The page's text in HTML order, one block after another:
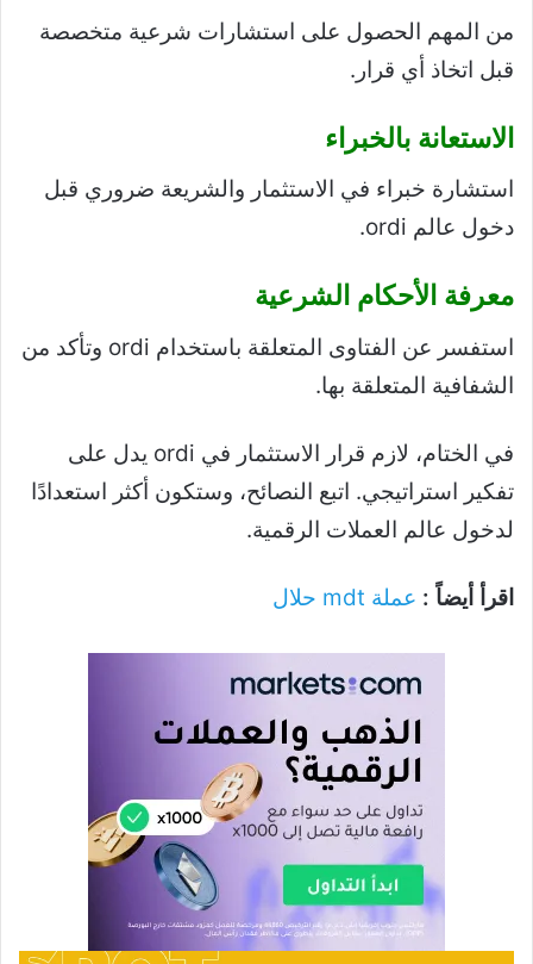
من المهم الحصول على استشارات شرعية متخصصة
قبل اتخاذ أي قرار.
الاستعانة بالخبراء
استشارة خبراء في الاستثمار والشريعة ضروري قبل
دخول عالم ordi.
معرفة الأحكام الشرعية
استفسر عن الفتاوى المتعلقة باستخدام ordi وتأكد من
الشفافية المتعلقة بها.
في الختام، لازم قرار الاستثمار في ordi يدل على
تفكير استراتيجي. اتبع النصائح، وستكون أكثر استعدادًا
لدخول عالم العملات الرقمية.
اقرأ أيضاً : عملة mdt حلال